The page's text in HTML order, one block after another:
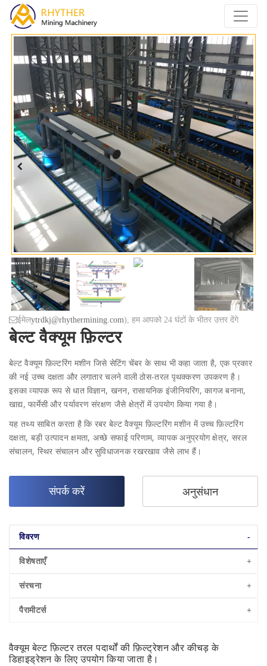
ईमेलytrdkj@rhythermining.com), हम आपको 24 घंटों के भीतर उत्तर देंगे
बेल्ट वैक्यूम फ़िल्टर
बेल्ट वैक्यूम फ़िल्टरिंग मशीन जिसे सेटिंग चेंबर के साथ भी कहा जाता है, एक प्रकार
की नई उच्च दक्षता और लगातार चलने वाली ठोस-तरल पृथक्करण उपकरण है।
इसका व्यापक रूप से धात विज्ञान, खनन, रासायनिक इंजीनियरिंग, कागज बनाना,
खाद्य, फार्मेसी और पर्यावरण संरक्षण जैसे क्षेत्रों में उपयोग किया गया है।
यह तथ्य साबित करता है कि रबर बेल्ट वैक्यूम फ़िल्टरिंग मशीन में उच्च फ़िल्टरिंग
दक्षता, बड़ी उत्पादन क्षमता, अच्छे सफाई परिणाम, व्यापक अनुप्रयोग क्षेत्र, सरल
संचालन, स्थिर संचालन और सुविधाजनक रखरखाव जैसे लाभ हैं।
संपर्क करें अनुसंधान
विवरण
विशेषताएँ
संरचना
पैरामीटर्स
वैक्यूम बेल्ट फ़िल्टर तरल पदार्थों की फ़िल्ट्रेशन और कीचड़ के
डिहाइड्रेशन के लिए उपयोग किया जाता है।